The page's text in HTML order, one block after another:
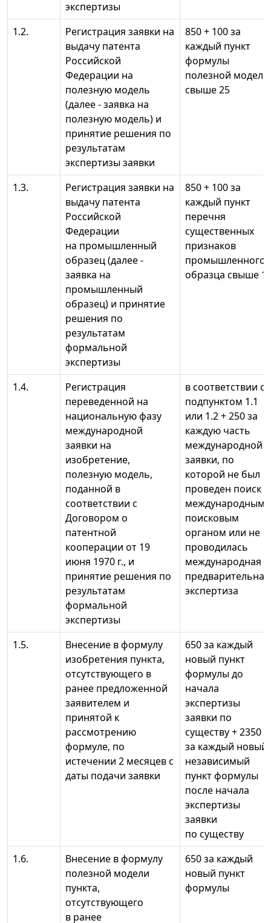
экспертизы
1.2.
Регистрация заявки на
выдачу патента
Российской
Федерации на
полезную модель
(далее - заявка на
полезную модель) и
принятие решения по
результатам
экспертизы заявки
850 + 100 за
каждый пункт
формулы
полезной модели
свыше 25
1.3.
Регистрация заявки на
выдачу патента
Российской
Федерации
на промышленный
образец (далее -
заявка на
промышленный
образец) и принятие
решения по
результатам
формальной
экспертизы
850 + 100 за
каждый пункт
перечня
существенных
признаков
промышленного
образца свыше 1
1.4.
Регистрация
переведенной на
национальную фазу
международной
заявки на
изобретение,
полезную модель,
поданной в
соответствии с
Договором о
патентной
кооперации от 19
июня 1970 г., и
принятие решения по
результатам
формальной
экспертизы
в соответствии с
подпунктом 1.1
или 1.2 + 250 за
каждую часть
международной
заявки, по
которой не был
проведен поиск
международным
поисковым
органом или не
проводилась
международная
предварительная
экспертиза
1.5.
Внесение в формулу
изобретения пункта,
отсутствующего в
ранее предложенной
заявителем и
принятой к
рассмотрению
формуле, по
истечении 2 месяцев с
даты подачи заявки
650 за каждый
новый пункт
формулы до
начала
экспертизы
заявки по
существу + 2350
за каждый новый
независимый
пункт формулы
после начала
экспертизы
заявки
по существу
1.6.
Внесение в формулу
полезной модели
пункта,
отсутствующего
в ранее
650 за каждый
новый пункт
формулы